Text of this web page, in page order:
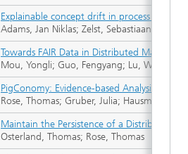
Explainable concept drift in process mining
Adams, Jan Niklas; Zelst, Sebastiaan J. van;
Towards FAIR Data in Distributed Machine
Mou, Yongli; Guo, Fengyang; Lu, Wei; Li,
PigConomy: Evidence-based Analysis of
Rose, Thomas; Gruber, Julia; Hausmann,
Maintain the Persistence of a Distributed
Osterland, Thomas; Rose, Thomas